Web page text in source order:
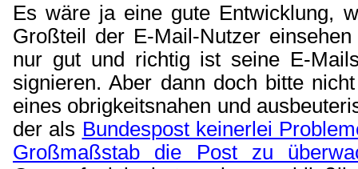
Es wäre ja eine gute Entwicklung,
Großteil der E-Mail-Nutzer
nur gut und richtig ist seine E-
signieren. Aber dann doch bitte
eines obrigkeitsnahen und
der als Bundespost keinerlei
Großmaßstab die Post zu